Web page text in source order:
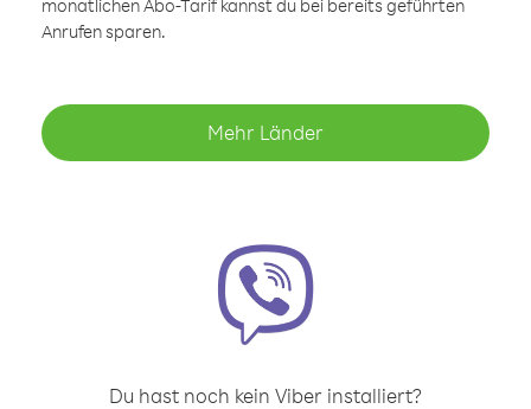
monatlichen Abo-Tarif kannst du bei bereits geführten
Anrufen sparen.
Mehr Länder
Du hast noch kein Viber installiert?